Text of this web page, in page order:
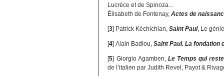
Lucrèce et de Spinoza...
Élisabeth de Fontenay,Actes de
[3] Patrick Kéchichian,Saint Paul, Le
[4]Alain Badiou,Saint Paul. La fondation
[5] Giorgio Agamben, Le Temps qui reste
de l’italien par Judith Revel, Payot &